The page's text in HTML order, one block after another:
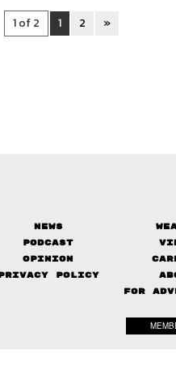
1 of 2 1 2 »
News
Podcast
Opinion
Privacy Policy
FOR